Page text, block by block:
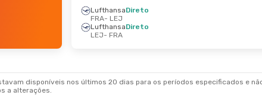
LufthansaDireto
FRA- LEJ
LufthansaDireto
LEJ- FRA
disponíveis nos últimos 20 dias para os períodos especificados e
a alterações.